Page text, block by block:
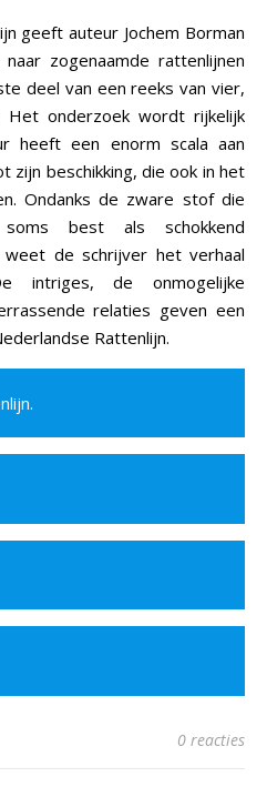
geeft auteur Jochem Borman
zogenaamde rattenlijnen
deel van een reeks van vier,
onderzoek wordt rijkelijk
heeft een enorm scala aan
zijn beschikking, die ook in het
Ondanks de zware stof die
best als schokkend
weet de schrijver het verhaal
intriges, de onmogelijke
relaties geven een
Rattenlijn.
0 reacties